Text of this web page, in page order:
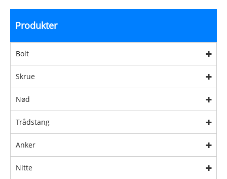
Produkter
Bolt
Skrue
Nød
Trådstang
Anker
Nitte